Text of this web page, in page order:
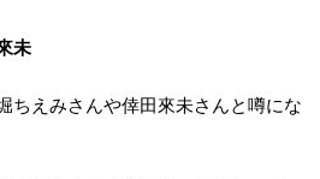
未
ちえみさんや倖田來未さんと噂にな